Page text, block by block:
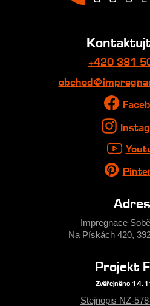
+420 381
Impregnace
Na Pískách 420,
Projekt
Zvěřejněno
Stejnopis NZ-